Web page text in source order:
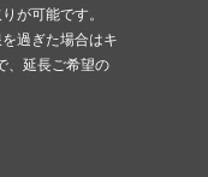
が可能です。
過ぎた場合はキ
、延長ご希望の